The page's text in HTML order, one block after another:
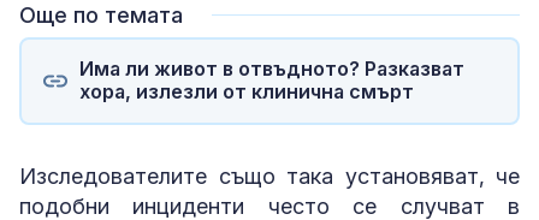
Още по темата
Има ли живот в отвъдното? Разказват
хора, излезли от клинична смърт
Изследователите също така установяват, че
подобни инциденти често се случват в